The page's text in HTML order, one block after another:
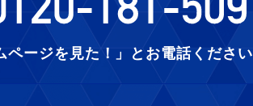
ページを見た！」とお電話ください